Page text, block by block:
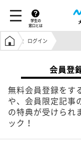
学生の
窓口とは
学生の窓口トップ
ログイン
会員登
無料会員登録をす
や、会員限定記事
の特典が受けられ
ック！